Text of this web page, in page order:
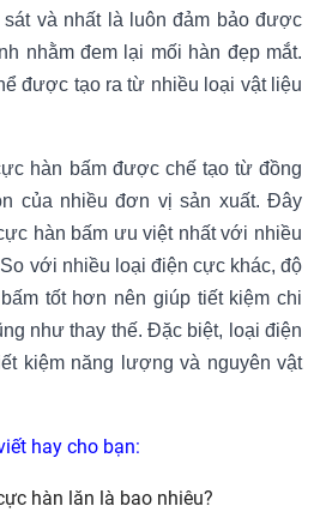
và nhất là luôn đảm bảo được
nhằm đem lại mối hàn đẹp mắt.
được tạo ra từ nhiều loại vật liệu
hàn bấm được chế tạo từ đồng
của nhiều đơn vị sản xuất. Đây
hàn bấm ưu việt nhất với nhiều
với nhiều loại điện cực khác, độ
tốt hơn nên giúp tiết kiệm chi
như thay thế. Đặc biệt, loại điện
kiệm năng lượng và nguyên vật
hay cho bạn:
hàn lăn là bao nhiêu?